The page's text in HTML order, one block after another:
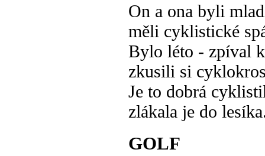
On a ona byli
měli cyklistické
Bylo léto - zpíval
zkusili si
Je to dobrá
zlákala je do
GOLF